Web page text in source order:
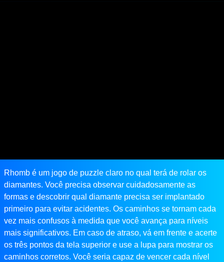
Rhomb é um jogo de puzzle claro no qual terá de rolar os
diamantes. Você precisa observar cuidadosamente as
formas e descobrir qual diamante precisa ser implantado
primeiro para evitar acidentes. Os caminhos se tornam cada
vez mais confusos à medida que você avança para níveis
mais significativos. Em caso de atraso, vá em frente e acerte
os três pontos da tela superior e use a lupa para mostrar os
caminhos corretos. Você seria capaz de vencer cada nível